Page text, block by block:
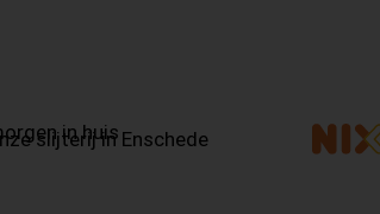
in huis
slijterij in Enschede